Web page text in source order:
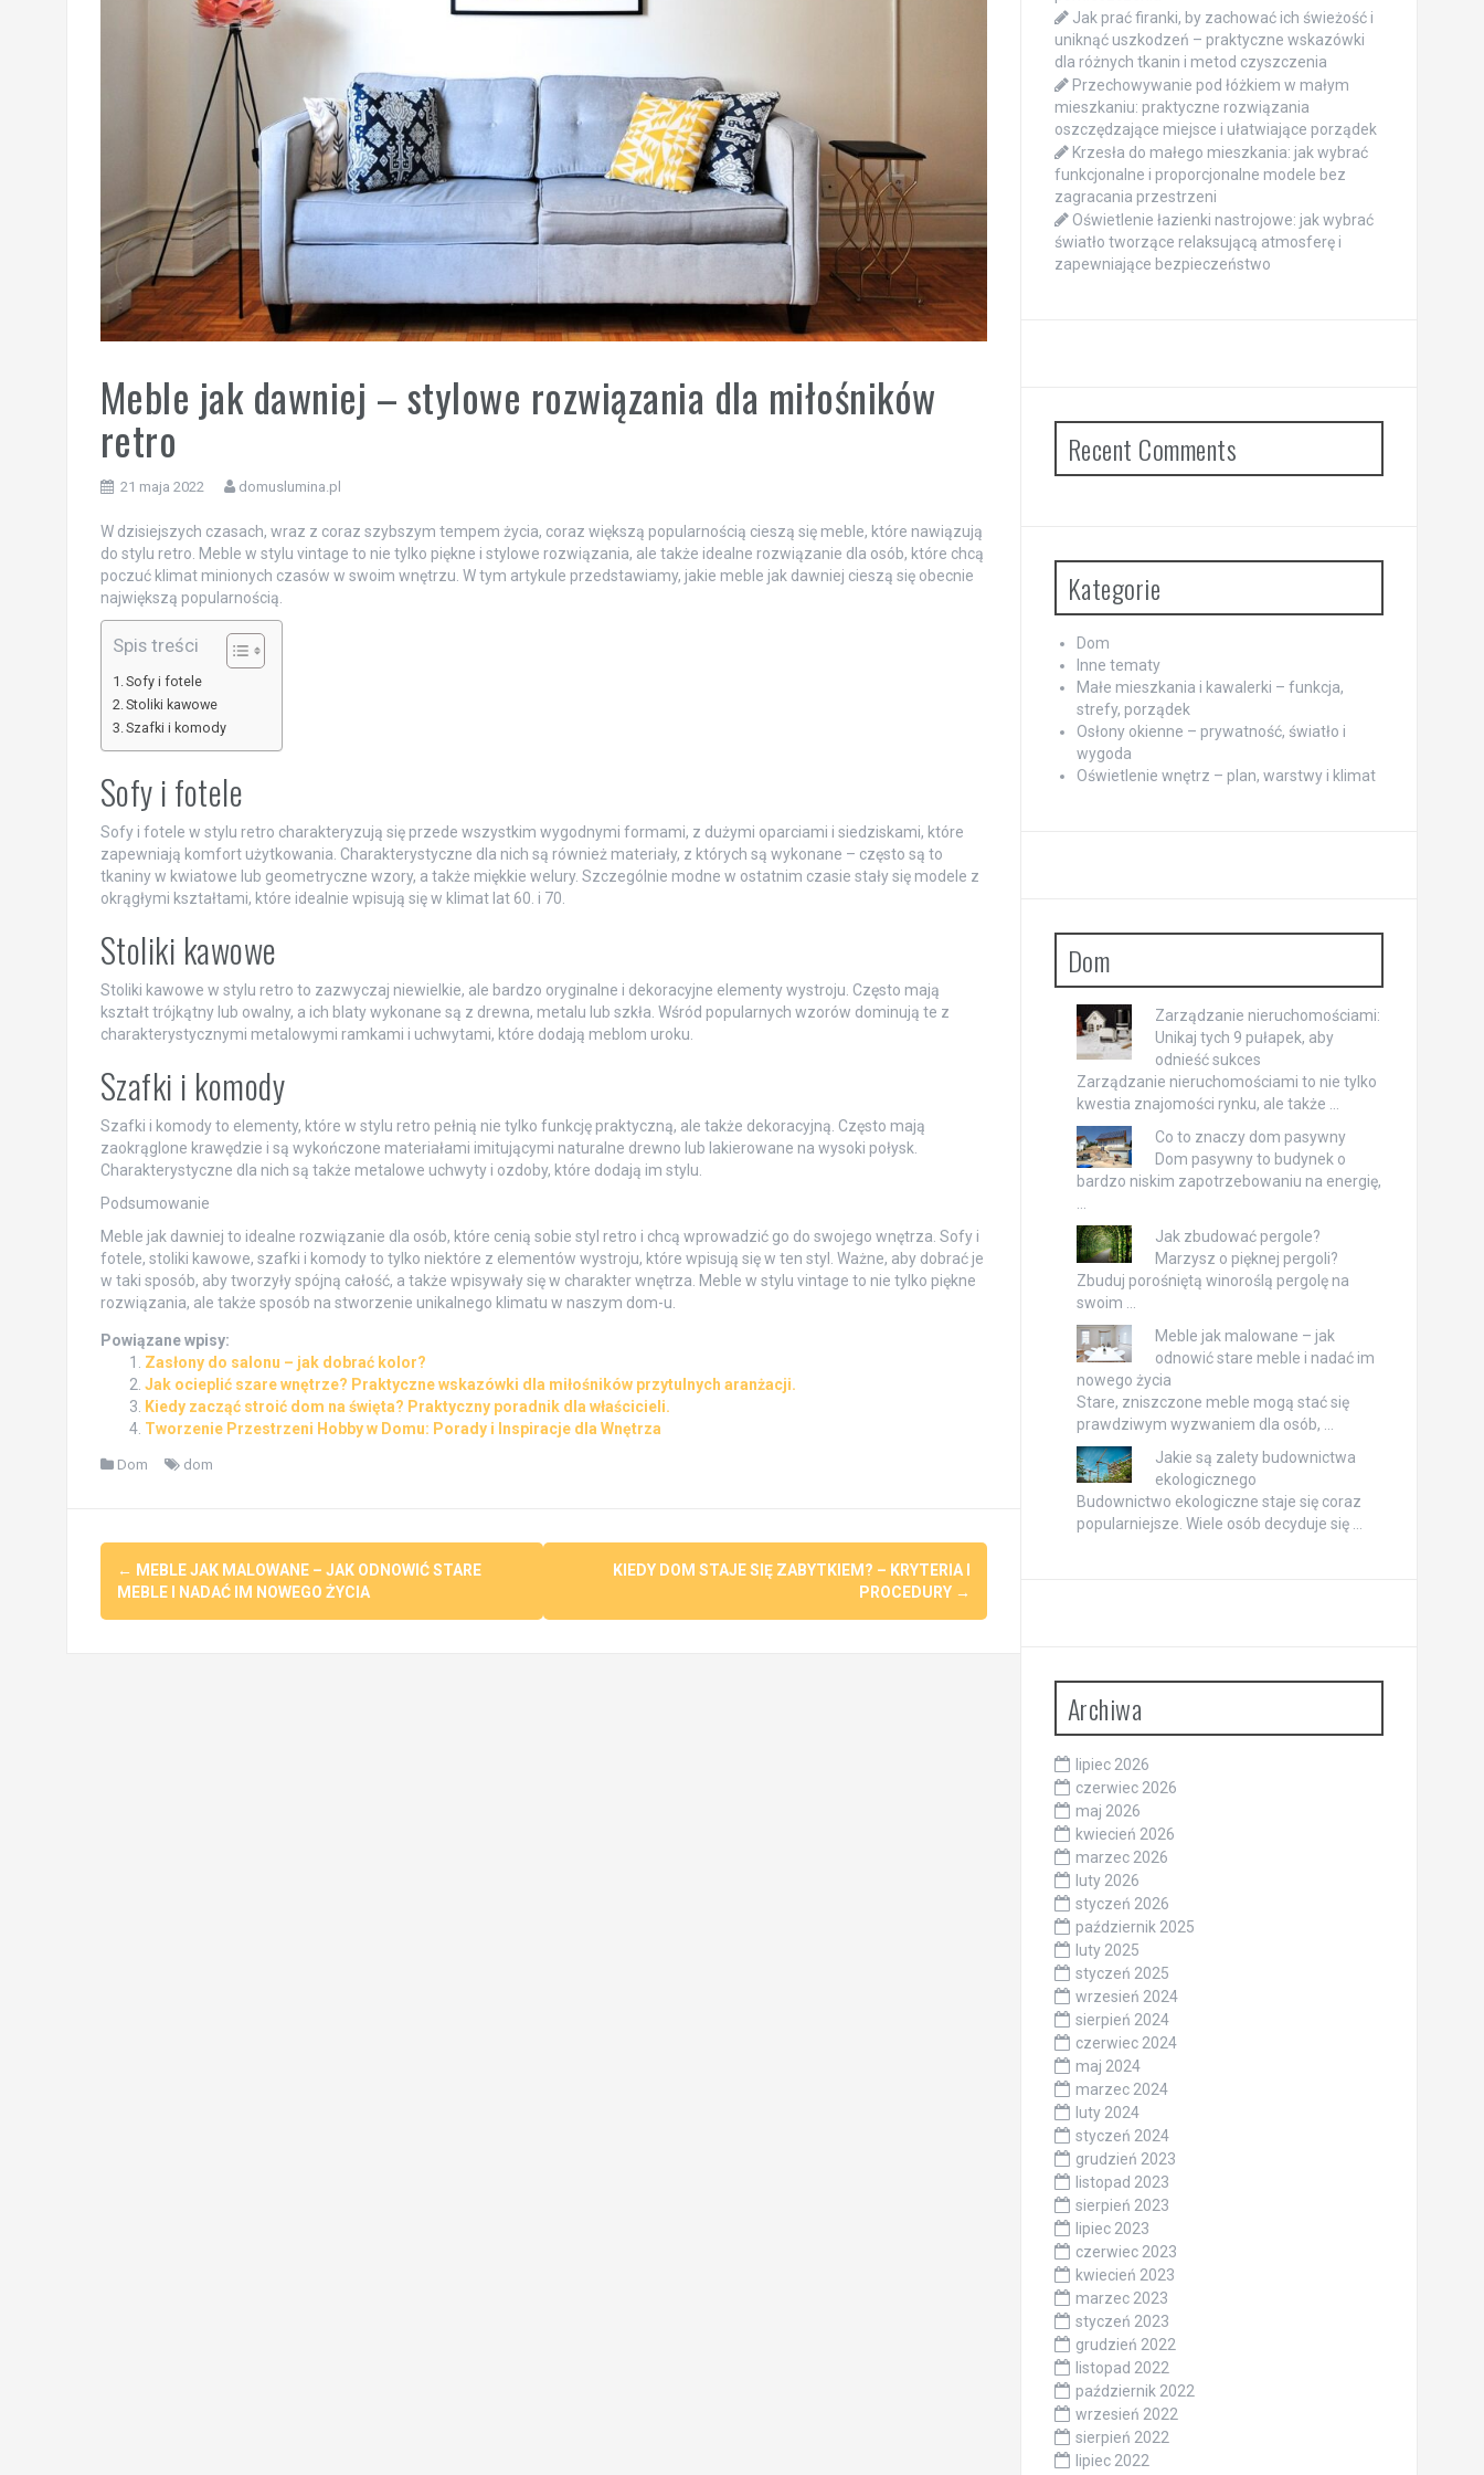
Meble jak dawniej – stylowe rozwiązania dla miłośników
retro
21 maja 2022 domuslumina.pl
W dzisiejszych czasach, wraz z coraz szybszym tempem życia, coraz większą popularnością cieszą się meble, które nawiązują
do stylu retro. Meble w stylu vintage to nie tylko piękne i stylowe rozwiązania, ale także idealne rozwiązanie dla osób, które chcą
poczuć klimat minionych czasów w swoim wnętrzu. W tym artykule przedstawiamy, jakie meble jak dawniej cieszą się obecnie
największą popularnością.
Spis treści
Sofy i fotele
Stoliki kawowe
Szafki i komody
Sofy i fotele
Sofy i fotele w stylu retro charakteryzują się przede wszystkim wygodnymi formami, z dużymi oparciami i siedziskami, które
zapewniają komfort użytkowania. Charakterystyczne dla nich są również materiały, z których są wykonane – często są to
tkaniny w kwiatowe lub geometryczne wzory, a także miękkie welury. Szczególnie modne w ostatnim czasie stały się modele z
okrągłymi kształtami, które idealnie wpisują się w klimat lat 60. i 70.
Stoliki kawowe
Stoliki kawowe w stylu retro to zazwyczaj niewielkie, ale bardzo oryginalne i dekoracyjne elementy wystroju. Często mają
kształt trójkątny lub owalny, a ich blaty wykonane są z drewna, metalu lub szkła. Wśród popularnych wzorów dominują te z
charakterystycznymi metalowymi ramkami i uchwytami, które dodają meblom uroku.
Szafki i komody
Szafki i komody to elementy, które w stylu retro pełnią nie tylko funkcję praktyczną, ale także dekoracyjną. Często mają
zaokrąglone krawędzie i są wykończone materiałami imitującymi naturalne drewno lub lakierowane na wysoki połysk.
Charakterystyczne dla nich są także metalowe uchwyty i ozdoby, które dodają im stylu.
Podsumowanie
Meble jak dawniej to idealne rozwiązanie dla osób, które cenią sobie styl retro i chcą wprowadzić go do swojego wnętrza. Sofy i
fotele, stoliki kawowe, szafki i komody to tylko niektóre z elementów wystroju, które wpisują się w ten styl. Ważne, aby dobrać je
w taki sposób, aby tworzyły spójną całość, a także wpisywały się w charakter wnętrza. Meble w stylu vintage to nie tylko piękne
rozwiązania, ale także sposób na stworzenie unikalnego klimatu w naszym dom-u.
Powiązane wpisy:
Zasłony do salonu – jak dobrać kolor?
Jak ocieplić szare wnętrze? Praktyczne wskazówki dla miłośników przytulnych aranżacji.
Kiedy zacząć stroić dom na święta? Praktyczny poradnik dla właścicieli.
Tworzenie Przestrzeni Hobby w Domu: Porady i Inspiracje dla Wnętrza
Dom dom
Post
navigation
← MEBLE JAK MALOWANE – JAK ODNOWIĆ STARE
MEBLE I NADAĆ IM NOWEGO ŻYCIA
KIEDY DOM STAJE SIĘ ZABYTKIEM? – KRYTERIA I
PROCEDURY →
Jak prać firanki, by zachować ich świeżość i
uniknąć uszkodzeń – praktyczne wskazówki
dla różnych tkanin i metod czyszczenia
Przechowywanie pod łóżkiem w małym
mieszkaniu: praktyczne rozwiązania
oszczędzające miejsce i ułatwiające porządek
Krzesła do małego mieszkania: jak wybrać
funkcjonalne i proporcjonalne modele bez
zagracania przestrzeni
Oświetlenie łazienki nastrojowe: jak wybrać
światło tworzące relaksującą atmosferę i
zapewniające bezpieczeństwo
Recent Comments
Kategorie
Dom
Inne tematy
Małe mieszkania i kawalerki – funkcja,
strefy, porządek
Osłony okienne – prywatność, światło i
wygoda
Oświetlenie wnętrz – plan, warstwy i klimat
Dom
Zarządzanie nieruchomościami:
Unikaj tych 9 pułapek, aby
odnieść sukces
Zarządzanie nieruchomościami to nie tylko
kwestia znajomości rynku, ale także …
Co to znaczy dom pasywny
Dom pasywny to budynek o
bardzo niskim zapotrzebowaniu na energię,
…
Jak zbudować pergole?
Marzysz o pięknej pergoli?
Zbuduj porośniętą winoroślą pergolę na
swoim …
Meble jak malowane – jak
odnowić stare meble i nadać im
nowego życia
Stare, zniszczone meble mogą stać się
prawdziwym wyzwaniem dla osób, …
Jakie są zalety budownictwa
ekologicznego
Budownictwo ekologiczne staje się coraz
popularniejsze. Wiele osób decyduje się …
Archiwa
lipiec 2026
czerwiec 2026
maj 2026
kwiecień 2026
marzec 2026
luty 2026
styczeń 2026
październik 2025
luty 2025
styczeń 2025
wrzesień 2024
sierpień 2024
czerwiec 2024
maj 2024
marzec 2024
luty 2024
styczeń 2024
grudzień 2023
listopad 2023
sierpień 2023
lipiec 2023
czerwiec 2023
kwiecień 2023
marzec 2023
styczeń 2023
grudzień 2022
listopad 2022
październik 2022
wrzesień 2022
sierpień 2022
lipiec 2022